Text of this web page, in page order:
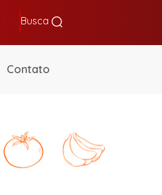
Busca
Contato